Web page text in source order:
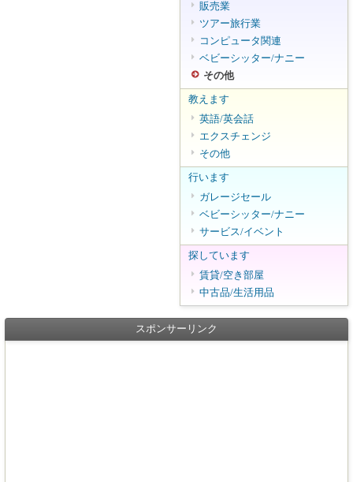
販売業
ツアー旅行業
コンピュータ関連
ベビーシッター/ナニー
その他
教えます
英語/英会話
エクスチェンジ
その他
行います
ガレージセール
ベビーシッター/ナニー
サービス/イベント
探しています
賃貸/空き部屋
中古品/生活用品
スポンサーリンク